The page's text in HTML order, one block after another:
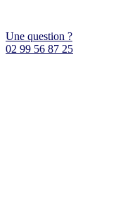
Une question ?
02 99 56 87 25